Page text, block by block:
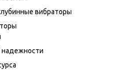
вибраторы